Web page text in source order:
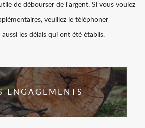
de débourser de l'argent. Si vous voulez
veuillez le téléphoner
les délais qui ont été établis.
ENGAGEMENTS